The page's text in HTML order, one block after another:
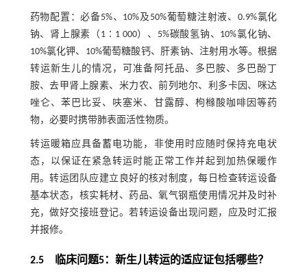
药物配置：必备5%、10%及50%葡萄糖注射液、0.9%氯化
钠、肾上腺素（1∶1 000）、5%碳酸氢钠、10%氯化钠、
10%氯化钾、10%葡萄糖酸钙、肝素钠、注射用水等。根据
转运新生儿的情况，可准备阿托品、多巴胺、多巴酚丁
胺、去甲肾上腺素、米力农、前列地尔、利多卡因、咪达
唑仑、苯巴比妥、呋塞米、甘露醇、枸橼酸咖啡因等药
物，必要时携带肺表面活性物质。
转运暖箱应具备蓄电功能，非使用时应随时保持充电状
态，以保证在紧急转运时能正常工作并起到加热保暖作
用。转运团队应建立良好的核对制度，每日检查转运设备
基本状态，核实耗材、药品、氧气钢瓶使用情况并及时补
充，做好交接班登记。若转运设备出现问题，应及时汇报
并报修。
2.5 临床问题5：新生儿转运的适应证包括哪些？